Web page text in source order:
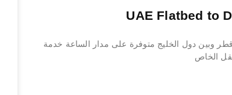
وبين دول الخليج متوفرة على مدار الساعة خدمة
الخاص